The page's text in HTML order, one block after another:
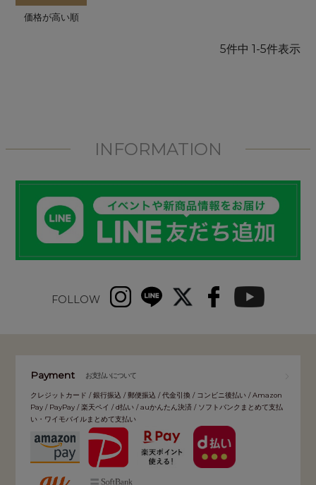
価格が高い順
5件中 1-5件表示
INFORMATION
FOLLOW
Payment お支払いについて
クレジットカード / 銀行振込 / 郵便振込 / 代金引換 / コンビニ後払い / Amazon
Pay / PayPay / 楽天ペイ / d払い / auかんたん決済 / ソフトバンクまとめて支払
い・ワイモバイルまとめて支払い